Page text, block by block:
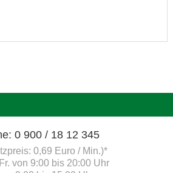
0 900 / 18 12 345
0,69 Euro / Min.)*
von 9:00 bis 20:00 Uhr